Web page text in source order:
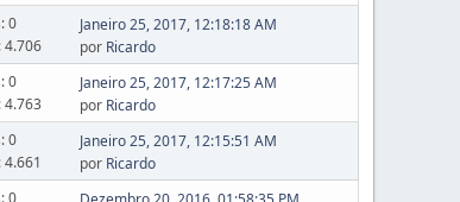
0
4.706
Janeiro 25, 2017, 12:18:18 AM
por Ricardo
0
4.763
Janeiro 25, 2017, 12:17:25 AM
por Ricardo
0
Janeiro 25, 2017, 12:15:51 AM
por Ricardo
0